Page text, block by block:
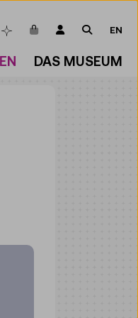
DAS MUSEUM
MERKLISTEARTIKEL IM
LOGIN SUCHE
EN